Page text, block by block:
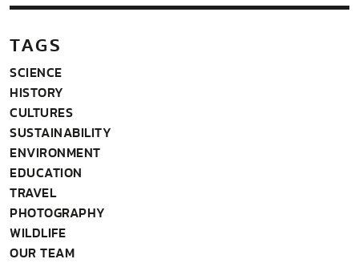
TAGS
SCIENCE
HISTORY
CULTURES
SUSTAINABILITY
ENVIRONMENT
EDUCATION
TRAVEL
PHOTOGRAPHY
WILDLIFE
OUR TEAM